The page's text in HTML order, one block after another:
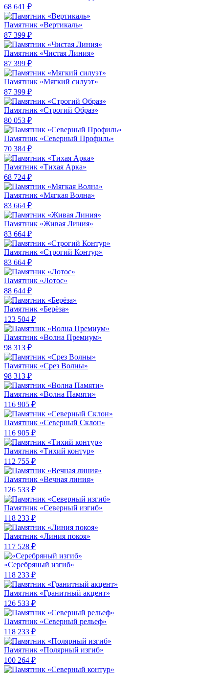
68 641 ₽
Памятник «Вертикаль»
87 399 ₽
Памятник «Чистая Линия»
87 399 ₽
Памятник «Мягкий силуэт»
87 399 ₽
Памятник «Строгий Образ»
80 053 ₽
Памятник «Северный Профиль»
70 384 ₽
Памятник «Тихая Арка»
68 724 ₽
Памятник «Мягкая Волна»
83 664 ₽
Памятник «Живая Линия»
83 664 ₽
Памятник «Строгий Контур»
83 664 ₽
Памятник «Лотос»
88 644 ₽
Памятник «Берёза»
123 504 ₽
Памятник «Волна Премиум»
98 313 ₽
Памятник «Срез Волны»
98 313 ₽
Памятник «Волна Памяти»
116 905 ₽
Памятник «Северный Склон»
116 905 ₽
Памятник «Тихий контур»
112 755 ₽
Памятник «Вечная линия»
126 533 ₽
Памятник «Северный изгиб»
118 233 ₽
Памятник «Линия покоя»
117 528 ₽
«Серебряный изгиб»
118 233 ₽
Памятник «Гранитный акцент»
126 533 ₽
Памятник «Северный рельеф»
118 233 ₽
Памятник «Полярный изгиб»
100 264 ₽